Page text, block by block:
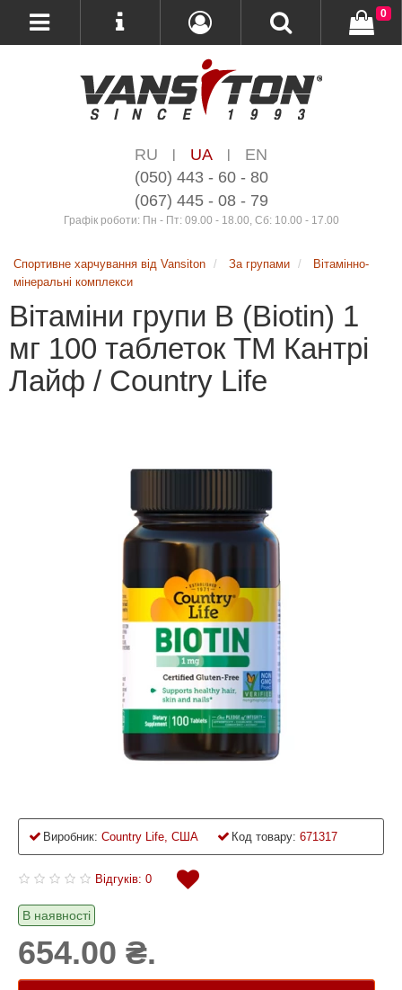
RU | UA |
EN
(050) 443 - 60 - 80
(067) 445 - 08 - 79
Графік роботи: Пн - Пт: 09.00 - 18.00, Сб: 10.00 - 17.00
0
Спортивне харчування від Vansiton За групами
Вітамінно-
мінеральні комплекси
Вітаміни групи B (Biotin) 1
мг 100 таблеток ТМ Кантрі
Лайф / Country Life
Виробник: Country Life, США Код товару: 671317
Відгуків: 0
В наявності
654.00 ₴.